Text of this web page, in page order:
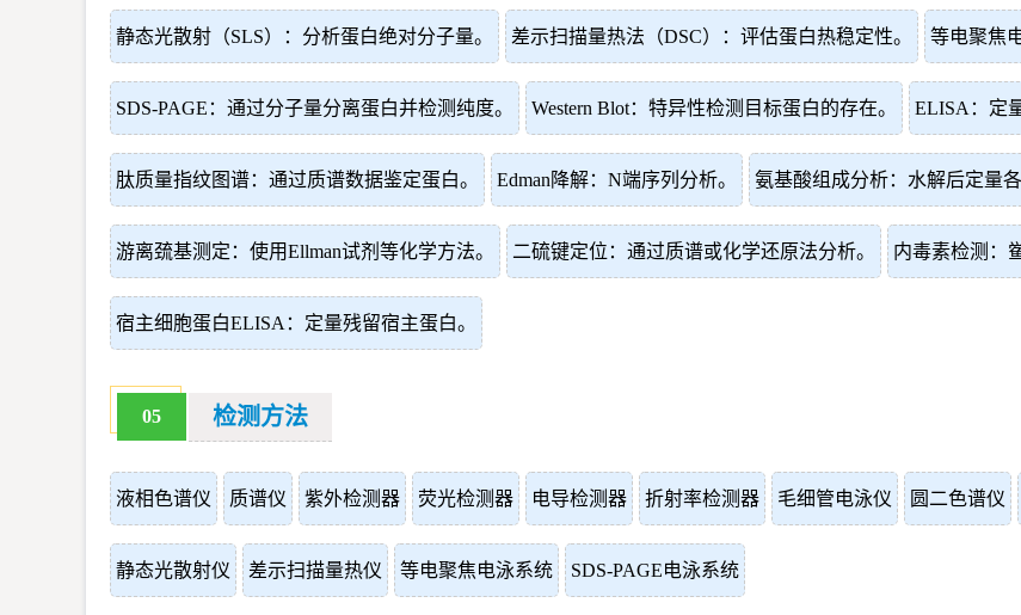
静态光散射（SLS）：分析蛋白绝对分子量。 差示扫描量热法（DSC）：评估蛋白热稳定性。 等电聚焦
SDS-PAGE：通过分子量分离蛋白并检测纯度。 Western Blot：特异性检测目标蛋白的存在。 ELISA：定
肽质量指纹图谱：通过质谱数据鉴定蛋白。 Edman降解：N端序列分析。 氨基酸组成分析：水解后定量各
游离巯基测定：使用Ellman试剂等化学方法。 二硫键定位：通过质谱或化学还原法分析。 内毒素检测：
宿主细胞蛋白ELISA：定量残留宿主蛋白。
05 检测方法
液相色谱仪 质谱仪 紫外检测器 荧光检测器 电导检测器 折射率检测器 毛细管电泳仪 圆二色谱仪
静态光散射仪 差示扫描量热仪 等电聚焦电泳系统 SDS-PAGE电泳系统